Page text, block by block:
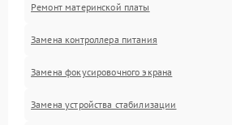
Ремонт материнской платы
Замена контроллера питания
Замена фокусировочного экрана
Замена устройства стабилизации